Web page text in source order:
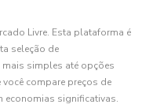
Livre. Esta plataforma é
seleção de
simples até opções
você compare preços de
economias significativas.